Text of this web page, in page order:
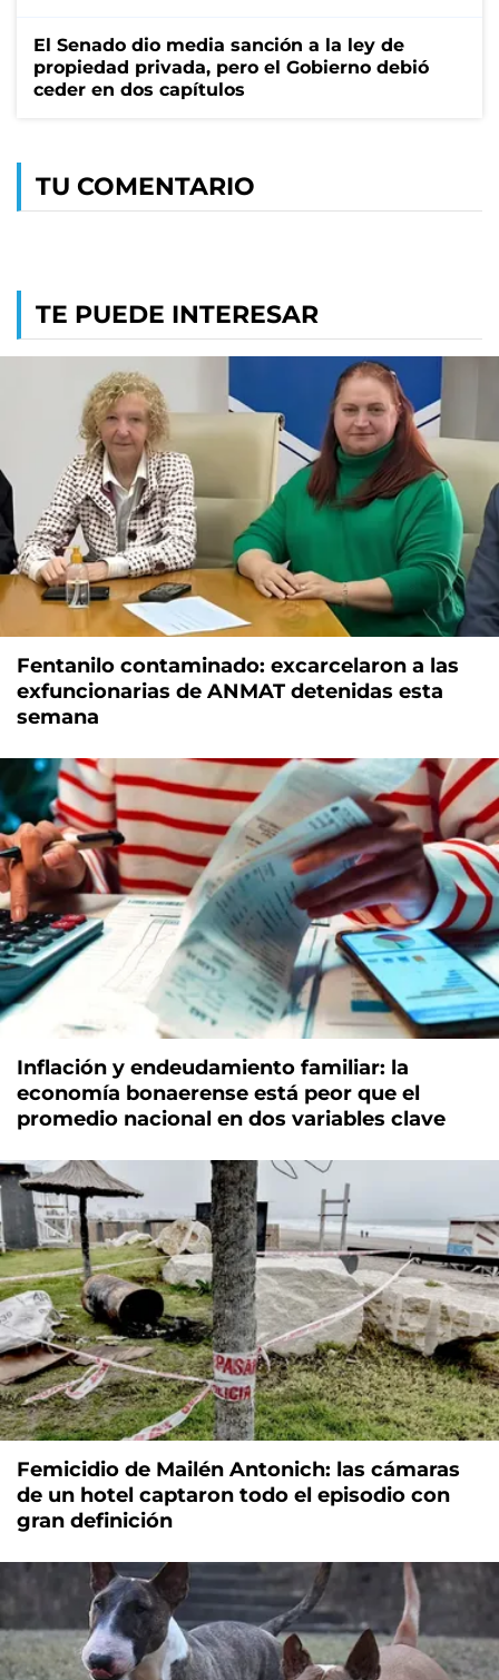
El Senado dio media sanción a la ley de
propiedad privada, pero el Gobierno debió
ceder en dos capítulos
TU COMENTARIO
TE PUEDE INTERESAR
Fentanilo contaminado: excarcelaron a las
exfuncionarias de ANMAT detenidas esta
semana
Inflación y endeudamiento familiar: la
economía bonaerense está peor que el
promedio nacional en dos variables clave
Femicidio de Mailén Antonich: las cámaras
de un hotel captaron todo el episodio con
gran definición